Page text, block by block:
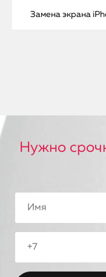
Замена экрана
Нужно